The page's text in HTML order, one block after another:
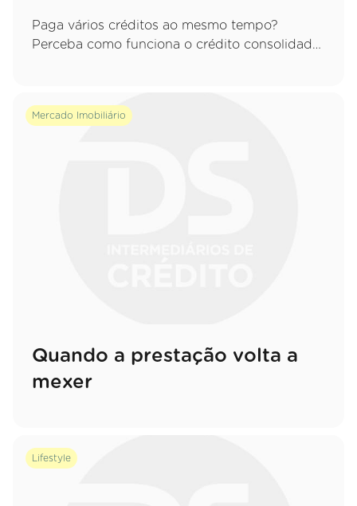
Paga vários créditos ao mesmo tempo?
Perceba como funciona o crédito consolidado,
Mercado Imobiliário
Quando a prestação volta a
mexer
Lifestyle